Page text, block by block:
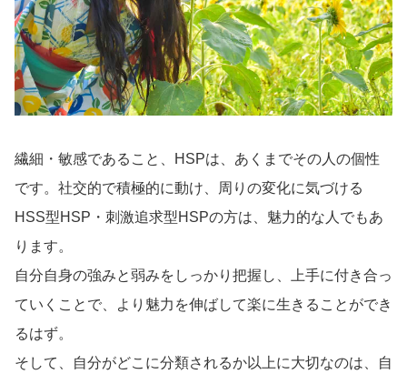
繊細・敏感であること、HSPは、あくまでその人の個性
です。社交的で積極的に動け、周りの変化に気づける
HSS型HSP・刺激追求型HSPの方は、魅力的な人でもあ
ります。
自分自身の強みと弱みをしっかり把握し、上手に付き合っ
ていくことで、より魅力を伸ばして楽に生きることができ
るはず。
そして、自分がどこに分類されるか以上に大切なのは、自